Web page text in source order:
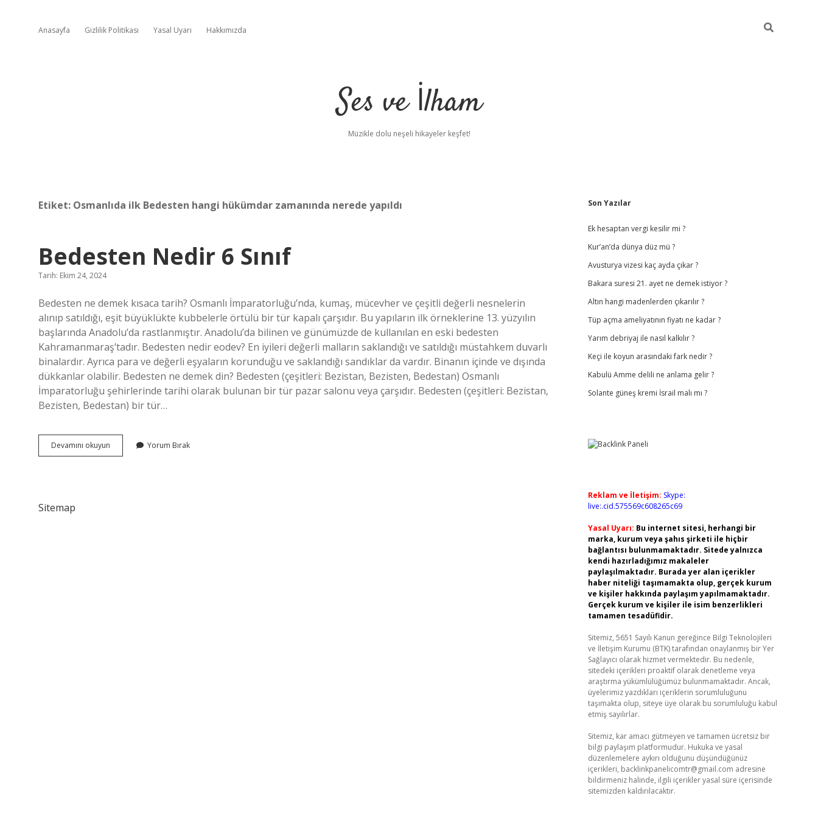
Anasayfa Gizlilik Politikası Yasal Uyarı Hakkımızda
Ses ve İlham
Müzikle dolu neşeli hikayeler keşfet!
Etiket: Osmanlıda ilk Bedesten hangi hükümdar zamanında nerede yapıldı
Bedesten Nedir 6 Sınıf
Tarih: Ekim 24, 2024
Bedesten ne demek kısaca tarih? Osmanlı İmparatorluğu’nda, kumaş, mücevher ve çeşitli değerli nesnelerin
alınıp satıldığı, eşit büyüklükte kubbelerle örtülü bir tür kapalı çarşıdır. Bu yapıların ilk örneklerine 13. yüzyılın
başlarında Anadolu’da rastlanmıştır. Anadolu’da bilinen ve günümüzde de kullanılan en eski bedesten
Kahramanmaraş’tadır. Bedesten nedir eodev? En iyileri değerli malların saklandığı ve satıldığı müstahkem duvarlı
binalardır. Ayrıca para ve değerli eşyaların korunduğu ve saklandığı sandıklar da vardır. Binanın içinde ve dışında
dükkanlar olabilir. Bedesten ne demek din? Bedesten (çeşitleri: Bezistan, Bezisten, Bedestan) Osmanlı
İmparatorluğu şehirlerinde tarihi olarak bulunan bir tür pazar salonu veya çarşıdır. Bedesten (çeşitleri: Bezistan,
Bezisten, Bedestan) bir tür…
Devamını okuyun Bedesten
Nedir
Yorum Bırak
Sitemap
Sidebar
Son Yazılar
Ek hesaptan vergi kesilir mi ?
Kur’an’da dünya düz mü ?
Avusturya vizesi kaç ayda çıkar ?
Bakara suresi 21. ayet ne demek istiyor ?
Altın hangi madenlerden çıkarılır ?
Tüp açma ameliyatının fiyatı ne kadar ?
Yarım debriyaj ile nasıl kalkılır ?
Keçi ile koyun arasındaki fark nedir ?
Kabulü Amme delili ne anlama gelir ?
Solante güneş kremi İsrail malı mı ?
Reklam ve İletişim: Skype:
live:.cid.575569c608265c69
Yasal Uyarı: Bu internet sitesi, herhangi bir
marka, kurum veya şahıs şirketi ile hiçbir
bağlantısı bulunmamaktadır. Sitede yalnızca
kendi hazırladığımız makaleler
paylaşılmaktadır. Burada yer alan içerikler
haber niteliği taşımamakta olup, gerçek kurum
ve kişiler hakkında paylaşım yapılmamaktadır.
Gerçek kurum ve kişiler ile isim benzerlikleri
tamamen tesadüfidir.
Sitemiz, 5651 Sayılı Kanun gereğince Bilgi Teknolojileri
ve İletişim Kurumu (BTK) tarafından onaylanmış bir Yer
Sağlayıcı olarak hizmet vermektedir. Bu nedenle,
sitedeki içerikleri proaktif olarak denetleme veya
araştırma yükümlülüğümüz bulunmamaktadır. Ancak,
üyelerimiz yazdıkları içeriklerin sorumluluğunu
taşımakta olup, siteye üye olarak bu sorumluluğu kabul
etmiş sayılırlar.
Sitemiz, kar amacı gütmeyen ve tamamen ücretsiz bir
bilgi paylaşım platformudur. Hukuka ve yasal
düzenlemelere aykırı olduğunu düşündüğünüz
içerikleri, backlinkpanelicomtr@gmail.com adresine
bildirmeniz halinde, ilgili içerikler yasal süre içerisinde
sitemizden kaldırılacaktır.